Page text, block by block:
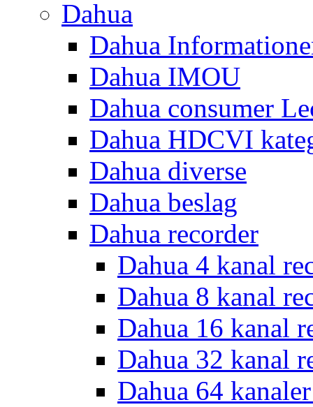
Dahua
Dahua
Dahua IMOU
Dahua consumer
Dahua HDCVI
Dahua diverse
Dahua beslag
Dahua recorder
Dahua 4 kanal
Dahua 8 kanal
Dahua 16 kanal
Dahua 32 kanal
Dahua 64